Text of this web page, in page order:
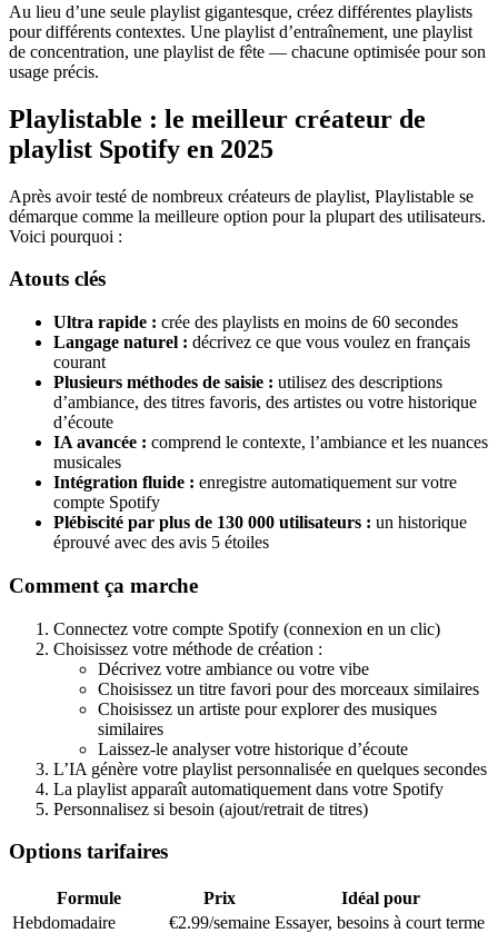
Au lieu d’une seule playlist gigantesque, créez différentes playlists
pour différents contextes. Une playlist d’entraînement, une playlist
de concentration, une playlist de fête — chacune optimisée pour son
usage précis.
Playlistable : le meilleur créateur de
playlist Spotify en 2025
Après avoir testé de nombreux créateurs de playlist, Playlistable se
démarque comme la meilleure option pour la plupart des utilisateurs.
Voici pourquoi :
Atouts clés
Ultra rapide : crée des playlists en moins de 60 secondes
Langage naturel : décrivez ce que vous voulez en français
courant
Plusieurs méthodes de saisie : utilisez des descriptions
d’ambiance, des titres favoris, des artistes ou votre historique
d’écoute
IA avancée : comprend le contexte, l’ambiance et les nuances
musicales
Intégration fluide : enregistre automatiquement sur votre
compte Spotify
Plébiscité par plus de 130 000 utilisateurs : un historique
éprouvé avec des avis 5 étoiles
Comment ça marche
Connectez votre compte Spotify (connexion en un clic)
Choisissez votre méthode de création :
Décrivez votre ambiance ou votre vibe
Choisissez un titre favori pour des morceaux similaires
Choisissez un artiste pour explorer des musiques
similaires
Laissez-le analyser votre historique d’écoute
L’IA génère votre playlist personnalisée en quelques secondes
La playlist apparaît automatiquement dans votre Spotify
Personnalisez si besoin (ajout/retrait de titres)
Options tarifaires
Formule Prix
Idéal pour
Hebdomadaire
€2.99/semaine Essayer, besoins à court terme